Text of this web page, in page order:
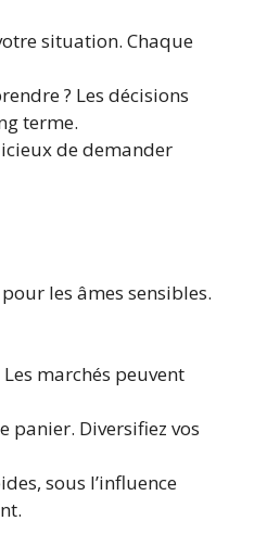
situation. Chaque
? Les décisions
terme.
de demander
les âmes sensibles.
marchés peuvent
panier. Diversifiez vos
sous l’influence